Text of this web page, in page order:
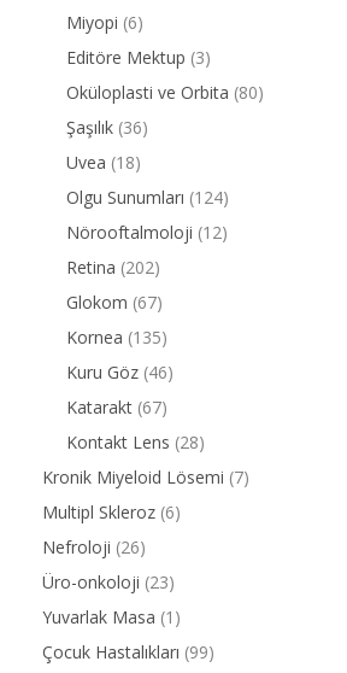
Miyopi (6)
Editöre Mektup (3)
Oküloplasti ve Orbita (80)
Şaşılık (36)
Uvea (18)
Olgu Sunumları (124)
Nörooftalmoloji (12)
Retina (202)
Glokom (67)
Kornea (135)
Kuru Göz (46)
Katarakt (67)
Kontakt Lens (28)
Kronik Miyeloid Lösemi (7)
Multipl Skleroz (6)
Nefroloji (26)
Üro-onkoloji (23)
Yuvarlak Masa (1)
Çocuk Hastalıkları (99)